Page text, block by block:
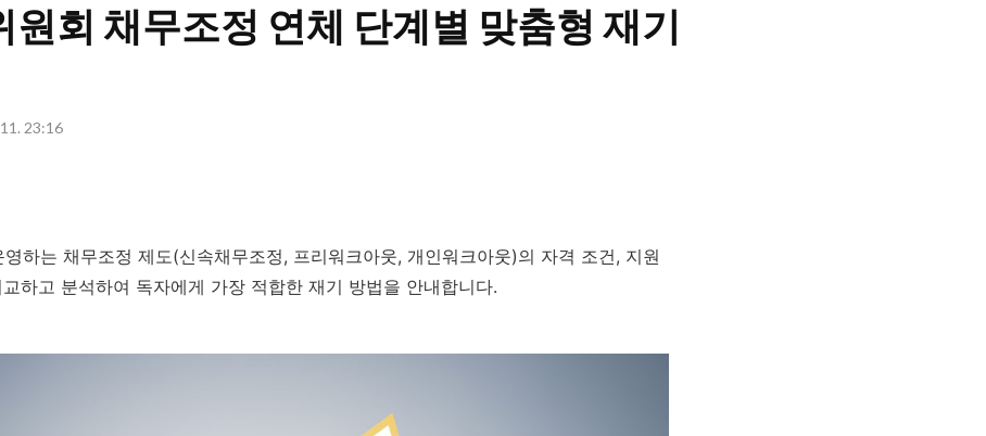
원회 채무조정 연체 단계별 맞춤형 재기
23:16
하는 채무조정 제도(신속채무조정, 프리워크아웃, 개인워크아웃)의 자격 조건, 지원
하고 분석하여 독자에게 가장 적합한 재기 방법을 안내합니다.